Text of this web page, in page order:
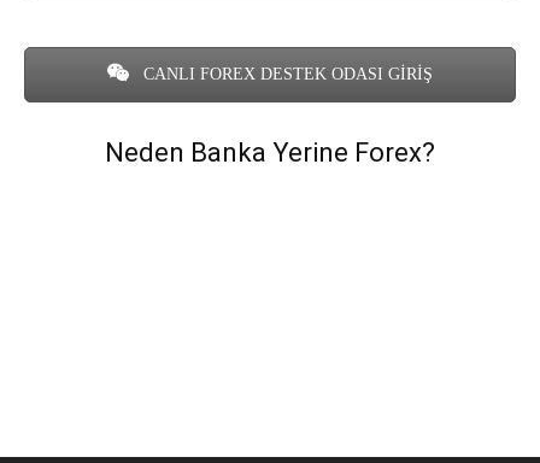
CANLI FOREX DESTEK ODASI GİRİŞ
Neden Banka Yerine Forex?